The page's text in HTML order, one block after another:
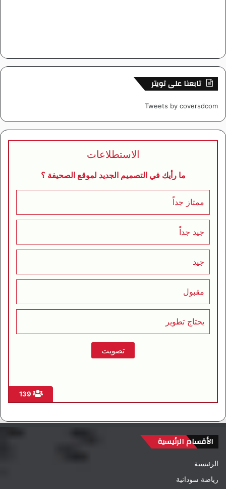
تابعنا على تويتر
Tweets by coversdcom
الاستطلاعات
ما رأيك في التصميم الجديد لموقع الصحيفة ؟
ممتاز جداً
جيد جداً
جيد
مقبول
يحتاج تطوير
الأقسام الرئيسية
الرئيسية
رياضة سودانية